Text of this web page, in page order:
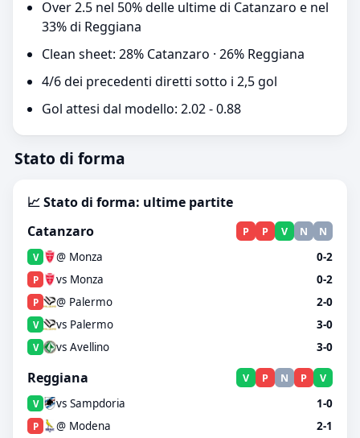
Over 2.5 nel 50% delle ultime di Catanzaro e nel
33% di Reggiana
Clean sheet: 28% Catanzaro · 26% Reggiana
4/6 dei precedenti diretti sotto i 2,5 gol
Gol attesi dal modello: 2.02 - 0.88
Stato di forma
📈 Stato di forma: ultime partite
Catanzaro
P P V N N
V @ Monza 0-2
P vs Monza 0-2
P @ Palermo 2-0
V vs Palermo 3-0
V vs Avellino 3-0
Reggiana V P N P V
V vs Sampdoria 1-0
P @ Modena 2-1